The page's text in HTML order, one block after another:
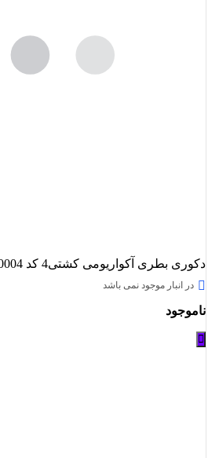
دکوری بطری آکواریومی کشتی4 کد 1309700004 خارجی 00
در انبار موجود نمی باشد
ناموجود